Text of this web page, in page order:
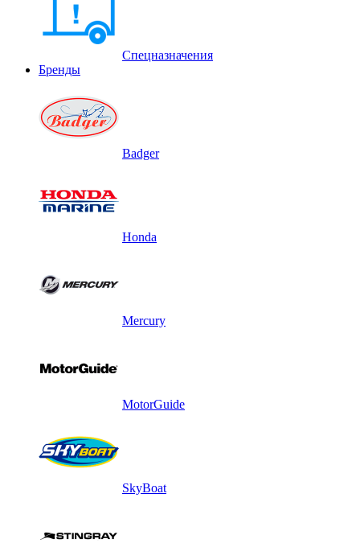
Спецназначения
Бренды
Badger
Honda
Mercury
MotorGuide
SkyBoat